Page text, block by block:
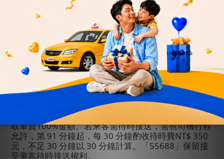
四、接送機超時費
「送機」超時費：每 分鐘酌收待時費
NT$ 350
元，乘客須於用車時間的30分鐘內準時上車，若司機
於該用車時間抵達起算30分鐘且聯繫不上乘客後離
開，將視同已使用本次服務，收取車資100%金額。若
乘客需待時接送，需視司機行程允許，第
31分鐘起，
30 分鐘酌收待時費NT$ 350元，不足 30分鐘以
30
分鐘計算。「55688」保留接受乘客待時接送權利。
「接機」超時費：每30分鐘酌收待時費NT$ 350
元，預約時間為航班實際抵達時間者，司機於航班抵
分鐘，若司機於該班機抵達時間已等候
分鐘且聯繫不上乘客，將視同已使用本次服務，收
取車資100%金額。若乘客需待時接送，需視司機行程
允許，第 91 分鐘起，每30 分鐘酌收待時費NT$ 350
元，不足 30 分鐘以 30 分鐘計算。「55688 」保留接
受乘客待時接送權利。